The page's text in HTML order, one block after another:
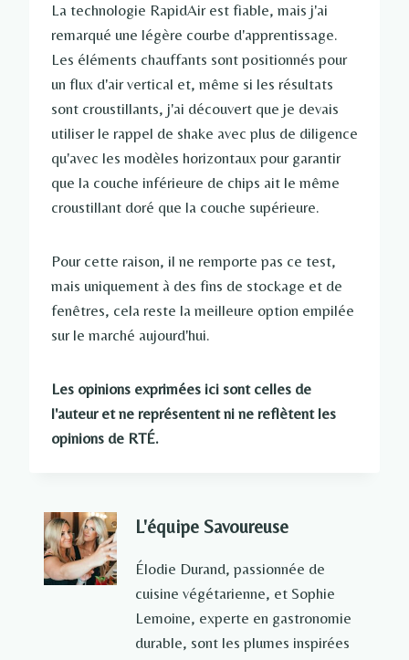
La technologie RapidAir est fiable, mais j'ai
remarqué une légère courbe d'apprentissage.
Les éléments chauffants sont positionnés pour
un flux d'air vertical et, même si les résultats
sont croustillants, j'ai découvert que je devais
utiliser le rappel de shake avec plus de diligence
qu'avec les modèles horizontaux pour garantir
que la couche inférieure de chips ait le même
croustillant doré que la couche supérieure.
Pour cette raison, il ne remporte pas ce test,
mais uniquement à des fins de stockage et de
fenêtres, cela reste la meilleure option empilée
sur le marché aujourd'hui.
Les opinions exprimées ici sont celles de
l'auteur et ne représentent ni ne reflètent les
opinions de RTÉ.
L'équipe Savoureuse
Élodie Durand, passionnée de
cuisine végétarienne, et Sophie
Lemoine, experte en gastronomie
durable, sont les plumes inspirées